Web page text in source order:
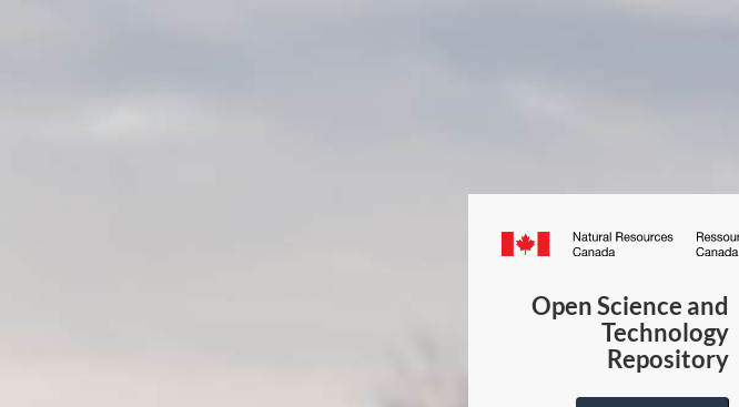
Canada.ca
Open Science and
Technology
Repository